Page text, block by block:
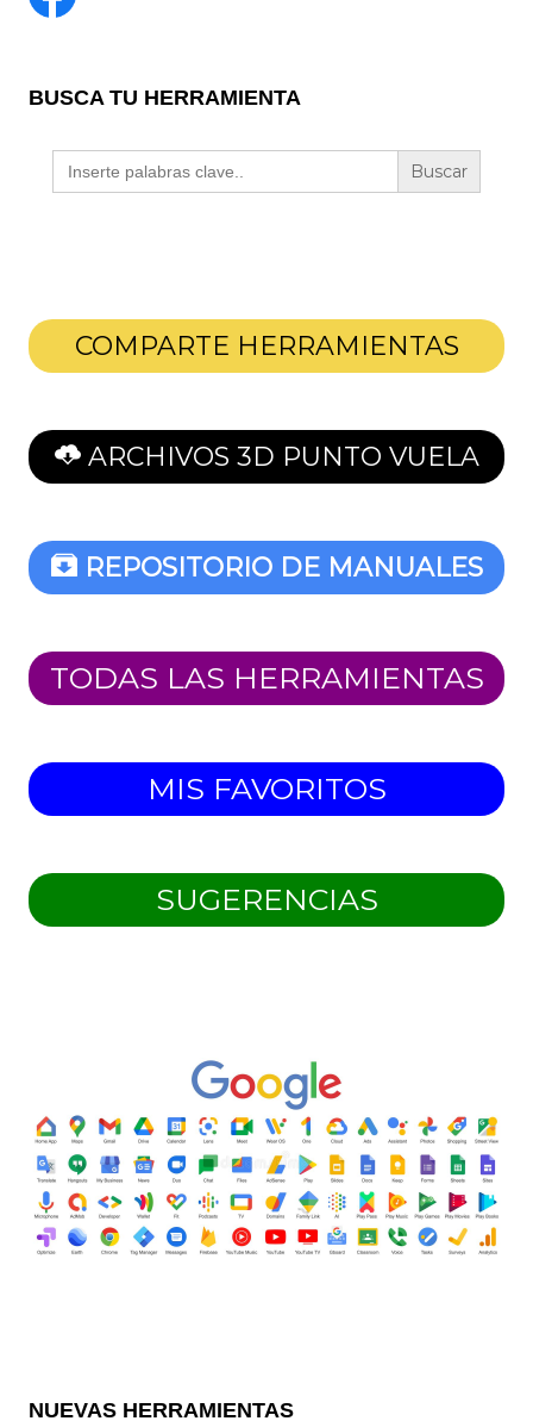
BUSCA TU HERRAMIENTA
Buscar:
COMPARTE HERRAMIENTAS
ARCHIVOS 3D PUNTO VUELA
REPOSITORIO DE MANUALES
TODAS LAS HERRAMIENTAS
MIS FAVORITOS
SUGERENCIAS
NUEVAS HERRAMIENTAS